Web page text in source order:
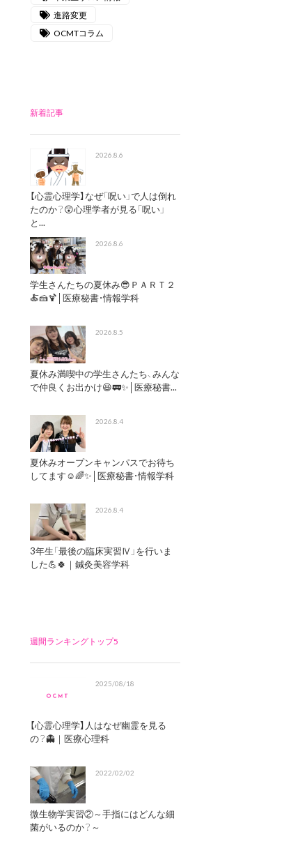
進路変更
OCMTコラム
新着記事
2026.8.6
【心霊心理学】なぜ「呪い」で人は倒れ
たのか？😲心理学者が見る「呪い」
と...
2026.8.6
学生さんたちの夏休み😎ＰＡＲＴ２
🍝🍰🍹│医療秘書・情報学科
2026.8.5
夏休み満喫中の学生さんたち、みんな
で仲良くお出かけ😆🚃✨│医療秘書...
2026.8.4
夏休みオープンキャンパスでお待ち
してます☺️🌈✨│医療秘書・情報学科
2026.8.4
3年生「最後の臨床実習Ⅳ」を行いま
した💪🍀｜鍼灸美容学科
週間ランキングトップ5
2025/08/18
【心霊心理学】人はなぜ幽霊を見る
の？👻｜医療心理科
2022/02/02
微生物学実習②～手指にはどんな細
菌がいるのか？～